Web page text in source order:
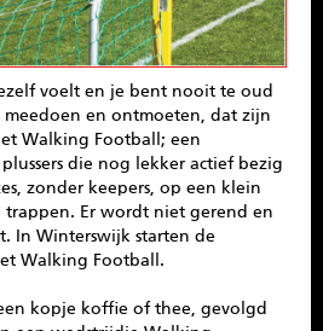
voelt en je bent nooit te oud
en ontmoeten, dat zijn
Walking Football; een
die nog lekker actief bezig
zonder keepers, op een klein
Er wordt niet gerend en
In Winterswijk starten de
Walking Football.
kopje koffie of thee, gevolgd